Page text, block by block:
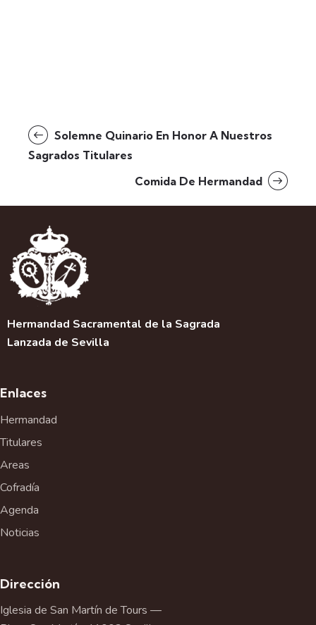
Solemne Quinario En Honor A Nuestros
Sagrados Titulares
Comida De Hermandad
Hermandad Sacramental de la Sagrada
Lanzada de Sevilla
Enlaces
Hermandad
Titulares
Areas
Cofradía
Agenda
Noticias
Dirección
Iglesia de San Martín de Tours —